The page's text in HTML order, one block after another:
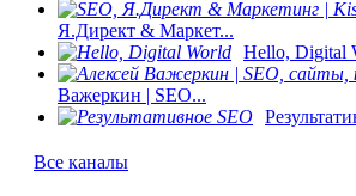
Я.Директ & Маркет...
Hello, Digital
Важеркин | SEO...
Все каналы